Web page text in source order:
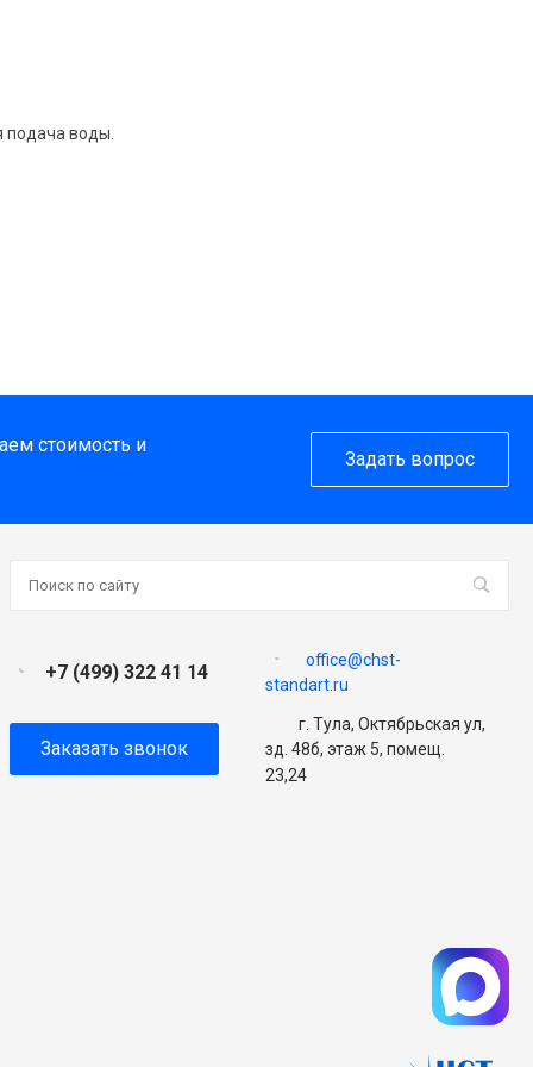
подача воды.
стоимость и
Задать вопрос
+7 (499) 322 41 14
office@chst-
standart.ru
Заказать звонок
г. Тула, Октябрьская ул,
зд. 48б, этаж 5, помещ.
23,24